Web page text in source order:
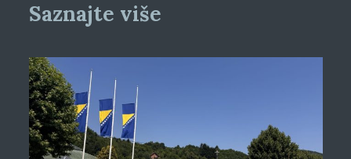
Saznajte više